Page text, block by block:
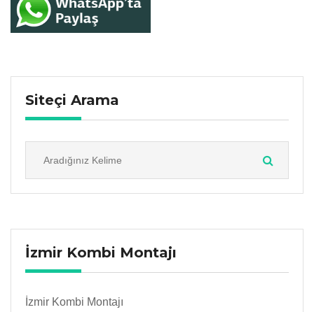
Siteçi Arama
İzmir Kombi Montajı
İzmir Kombi Montajı